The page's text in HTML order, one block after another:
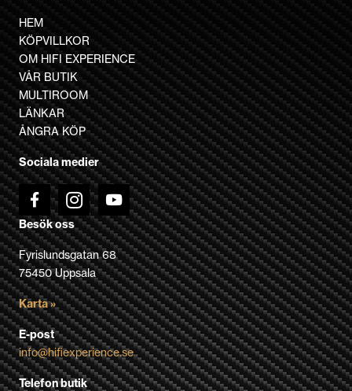
varianter.
De
olika
alternativen
kan
väljas
på
produktsidan
HEM
KÖPVILLKOR
OM HIFI EXPERIENCE
VÅR BUTIK
MULTIROOM
LÄNKAR
ÅNGRA KÖP
Sociala medier
Besök oss
Fyrislundsgatan 68
75450 Uppsala
Karta »
E-post
info@hifiexperience.se
Telefon butik